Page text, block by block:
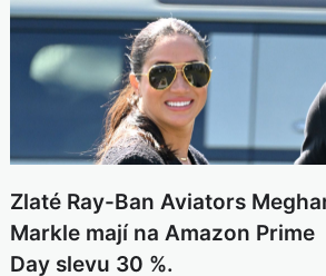
Zlaté Ray-Ban Aviators
Markle mají na Amazon Prime
Day slevu 30 %.